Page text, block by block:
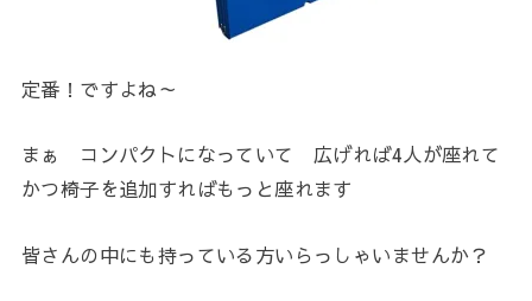
定番！ですよね～
まぁ コンパクトになっていて 広げれば4人が座れて
かつ椅子を追加すればもっと座れます
皆さんの中にも持っている方いらっしゃいませんか？